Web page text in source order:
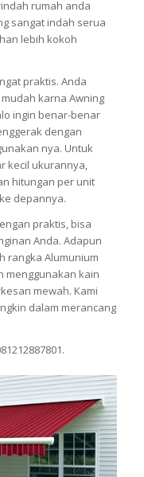
rumah anda
sangat indah serua
lebih kokoh
praktis. Anda
karna Awning
ingin benar-benar
dengan
nya. Untuk
kecil ukurannya,
hitungan per unit
depannya.
praktis, bisa
Anda. Adapun
rangka Alumunium
menggunakan kain
mewah. Kami
dalam merancang